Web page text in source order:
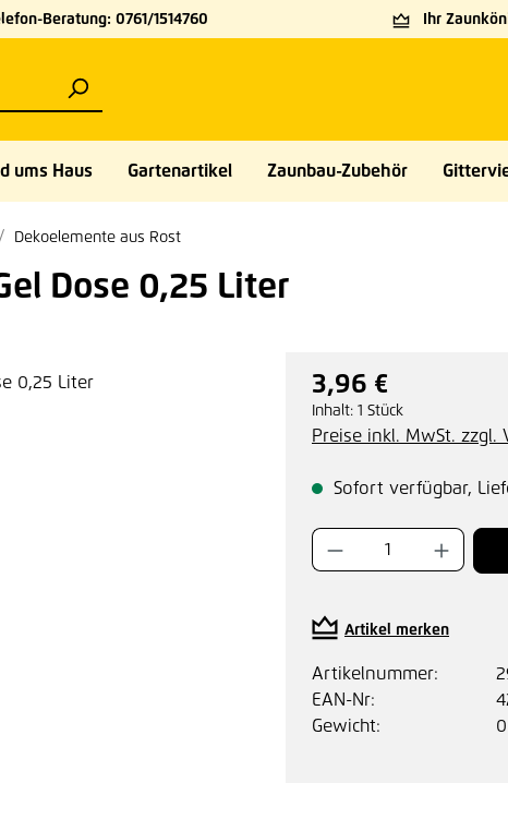
Beratung: 0761/1514760 Ihr
ums Haus Gartenartikel Zaunbau-Zubehör
Dekoelemente aus Rost
Dose 0,25 Liter
Regulärer Preis:
3,96 €
Inhalt: 1 Stück
Preise inkl. MwSt. zzgl.
Sofort verfügbar,
Produkt
Artikel merken
Artikelnummer:
EAN-Nr:
Gewicht: